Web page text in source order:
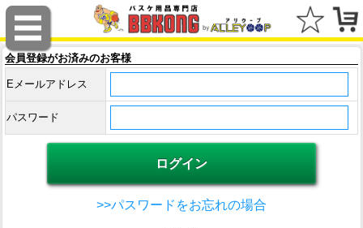
会員登録がお済みのお客様
Eメールアドレス
パスワード
>>パスワードをお忘れの場合